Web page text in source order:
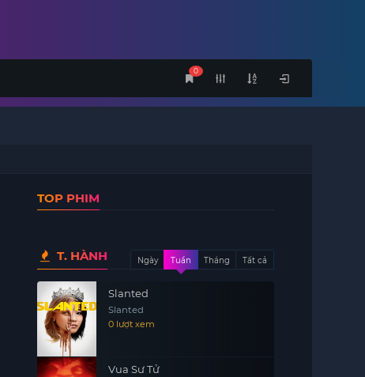
0
TOP PHIM
T. HÀNH Ngày Tuần Tháng Tất cả
Slanted
Slanted
0 lượt xem
Vua Sư Tử